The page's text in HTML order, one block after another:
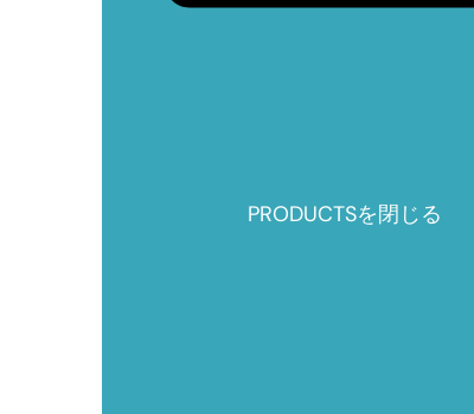
PRODUCTSを閉じる